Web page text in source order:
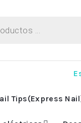
Tips(Express